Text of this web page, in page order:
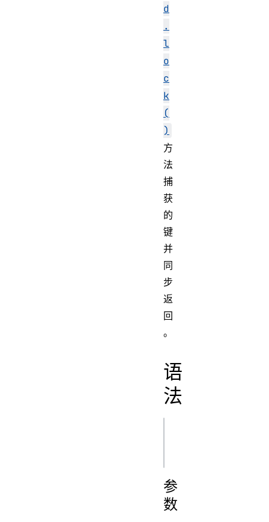
d
.
l
o
c
k
(
)
方
法
捕
获
的
键
并
同
步
返
回
。
语
法
参
数